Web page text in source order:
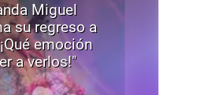
Miguel
su regreso a
emoción
a verlos!"